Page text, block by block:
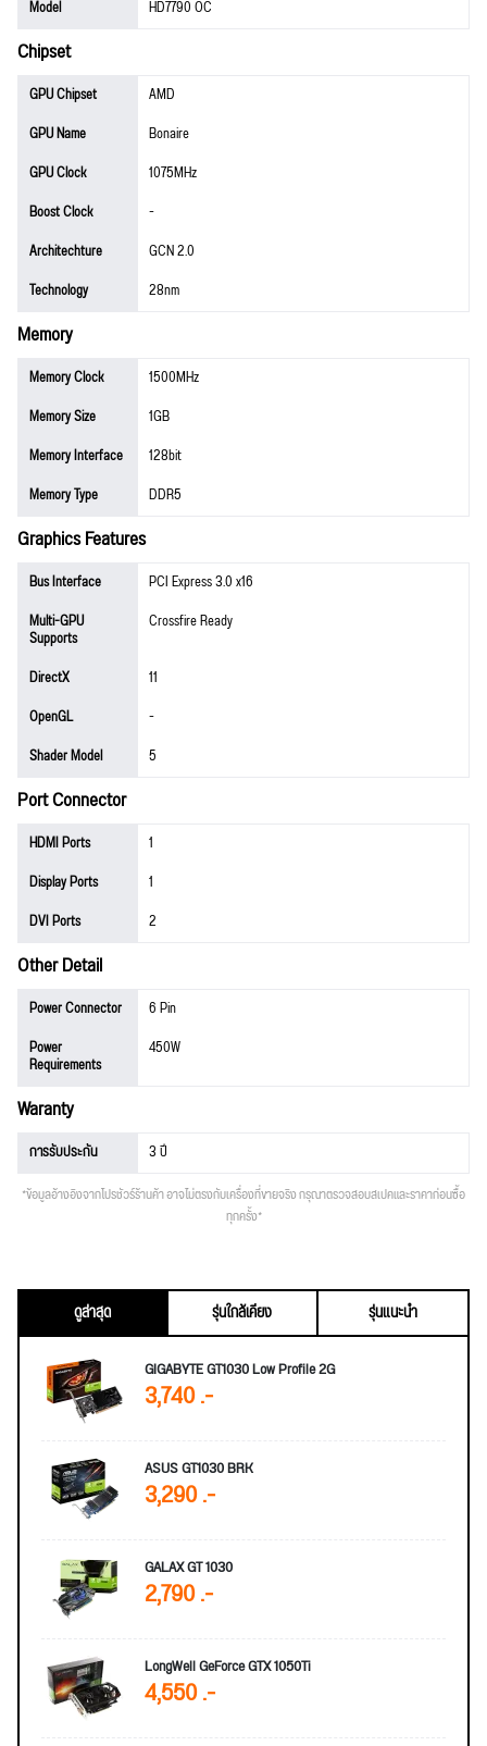
Model
HD7790 OC
Chipset
GPU Chipset
AMD
GPU Name
Bonaire
GPU Clock
1075MHz
Boost Clock
-
Architechture
GCN 2.0
Technology
28nm
Memory
Memory Clock
1500MHz
Memory Size
1GB
Memory Interface
128bit
Memory Type
DDR5
Graphics Features
Bus Interface
PCI Express 3.0 x16
Multi-GPU
Supports
Crossfire Ready
DirectX
11
OpenGL
-
Shader Model
5
Port Connector
HDMI Ports
1
Display Ports
1
DVI Ports
2
Other Detail
Power Connector
6 Pin
Power
Requirements
450W
Waranty
การรับประกัน 3 ปี
*ข้อมูลอ้างอิงจากโปรชัวร์ร้านค้า อาจไม่ตรงกับเครื่องที่ขายจริง กรุณาตรวจสอบสเปคและราคาก่อนซื้อ
ทุกครั้ง*
ดูล่าสุด รุ่นใกล้เคียง
รุ่นแนะนำ
GIGABYTE GT1030 Low Profile 2G
3,740 .-
ASUS GT1030 BRK
3,290 .-
GALAX GT 1030
2,790 .-
LongWell GeForce GTX 1050Ti
4,550 .-